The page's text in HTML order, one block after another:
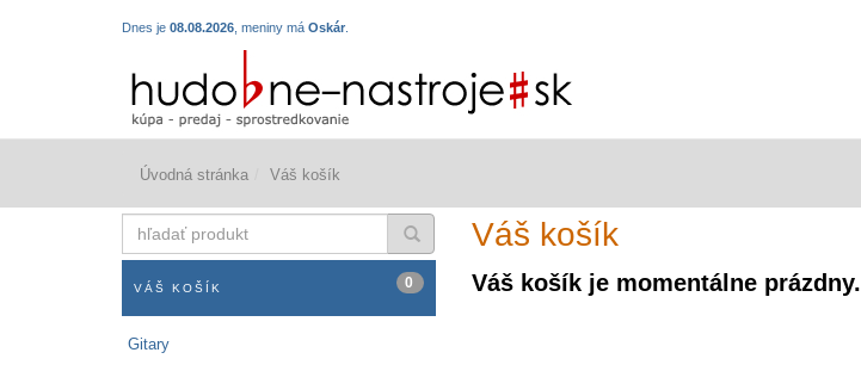
Dnes je 08.08.2026 , meniny má Oskár
Úvodná stránka Váš košík
produkt
VÁŠ KOŠÍK 0
Gitary
Váš košík
Váš košík je momentálne prázdny.